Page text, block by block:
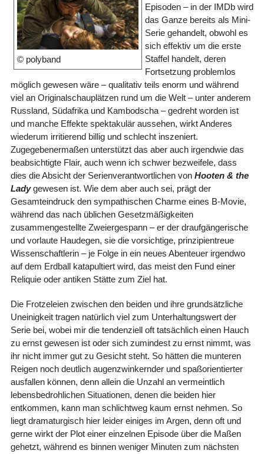
© polyband
Episoden – in der IMDb wird
das Ganze bereits als Mini-
Serie gehandelt, obwohl es
sich effektiv um die erste
Staffel handelt, deren
Fortsetzung problemlos
möglich gewesen wäre – qualitativ teils enorm und während
viel an Originalschauplätzen rund um die Welt – unter anderem
Russland, Südafrika und Kambodscha – gedreht worden ist
und manche Effekte spektakulär aussehen, wirkt Anderes
wiederum irritierend billig und schlecht inszeniert.
Zugegebenermaßen unterstützt das aber auch irgendwie das
beabsichtigte Flair, auch wenn ich schwer bezweifele, dass
dies die Absicht der Serienverantwortlichen von Hooten & the
Ladygewesen ist. Wie dem aber auch sei, prägt der
Gesamteindruck den sympathischen Charme eines B-Movie,
während das nach üblichen Gesetzmäßigkeiten
zusammengestellte Zweiergespann – er der draufgängerische
und vorlaute Haudegen, sie die vorsichtige, prinzipientreue
Wissenschaftlerin – je Folge in ein neues Abenteuer irgendwo
auf dem Erdball katapultiert wird, das meist den Fund einer
Reliquie oder antiken Stätte zum Ziel hat.
Die Frotzeleien zwischen den beiden und ihre grundsätzliche
Uneinigkeit tragen natürlich viel zum Unterhaltungswert der
Serie bei, wobei mir die tendenziell oft tatsächlich einen Hauch
zu ernst gewesen ist oder sich zumindest zu ernst nimmt, was
ihr nicht immer gut zu Gesicht steht. So hätten die munteren
Reigen noch deutlich augenzwinkernder und spaßorientierter
ausfallen können, denn allein die Unzahl an vermeintlich
lebensbedrohlichen Situationen, denen die beiden hier
entkommen, kann man schlichtweg kaum ernst nehmen. So
liegt dramaturgisch hier leider einiges im Argen, denn oft und
gerne wirkt der Plot einer einzelnen Episode über die Maßen
gehetzt, während es binnen weniger Minuten zum nächsten